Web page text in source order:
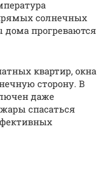
солнечных
дома прогреваются
квартир, окна
сторону. В
даже
спасаться